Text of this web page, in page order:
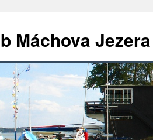
Máchova Jezera